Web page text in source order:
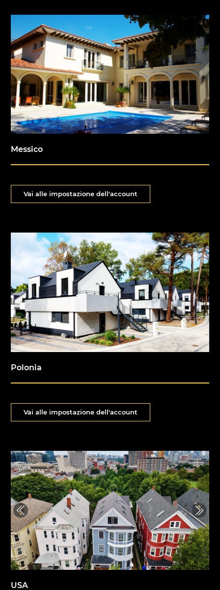
Messico
Vai alle impostazione dell'account
Polonia
Vai alle impostazione dell'account
Previous Next
USA